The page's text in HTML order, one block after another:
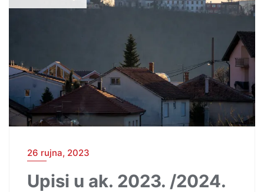
26 rujna, 2023
Upisi u ak. 2023. /2024.